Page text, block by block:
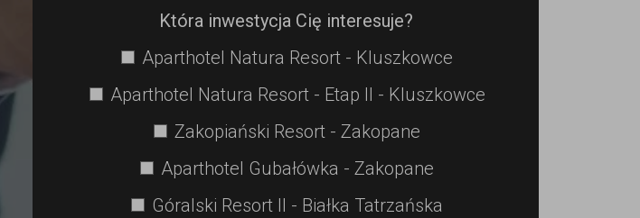
Która inwestycja Cię interesuje?
Aparthotel Natura Resort - Kluszkowce
Aparthotel Natura Resort - Etap II - Kluszkowce
Zakopiański Resort - Zakopane
Aparthotel Gubałówka - Zakopane
Góralski Resort II - Białka Tatrzańska